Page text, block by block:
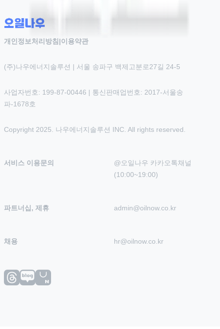
개인정보처리방침 |이용약관
(주)나우에너지솔루션 | 서울 송파구 백제고분로27길 24-5
사업자번호: 199-87-00446 | 통신판매업번호: 2017-서울송
파-1678호
Copyright 2025. 나우에너지솔루션 INC. All rights reserved.
서비스 이용문의
@오일나우 카카오톡채널
(10:00~19:00)
파트너십, 제휴 admin@oilnow.co.kr
채용 hr@oilnow.co.kr